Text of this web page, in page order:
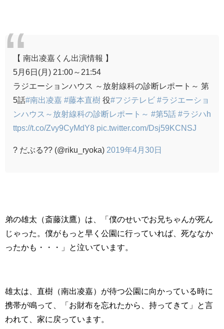
【 南出凌嘉くん出演情報 】
5月6日(月) 21:00～21:54
ラジエーションハウス ～放射線科の診断レポート～ 第
5話#南出凌嘉 #藤本直樹 役#フジテレビ #ラジエーショ
ンハウス～放射線科の診断レポート～ #第5話 #ラジハh
ttps://t.co/Zvy9CyMdY8 pic.twitter.com/Dsj59KCNSJ
? だぶる?? (@riku_ryoka) 2019年4月30日
弟の雄太（斎藤汰鷹）は、「僕のせいでお兄ちゃんが死ん
じゃった。僕がもっと早く公園に行っていれば、死ななか
ったかも・・・」と泣いています。
雄太は、直樹（南出凌嘉）が待つ公園に向かっている時に
携帯が鳴って、「お財布を忘れたから、持ってきて」と言
われて、家に戻っています。